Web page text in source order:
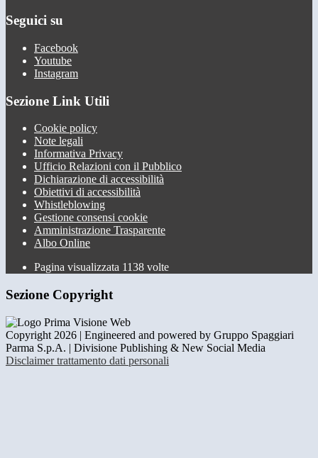
Seguici su
Facebook
Youtube
Instagram
Sezione Link Utili
Cookie policy
Note legali
Informativa Privacy
Ufficio Relazioni con il Pubblico
Dichiarazione di accessibilità
Obiettivi di accessibilità
Whistleblowing
Gestione consensi cookie
Amministrazione Trasparente
Albo Online
Pagina visualizzata 1138 volte
Sezione Copyright
Copyright 2026 | Engineered and powered by Gruppo Spaggiari
Parma S.p.A. | Divisione Publishing & New Social Media
Disclaimer trattamento dati personali